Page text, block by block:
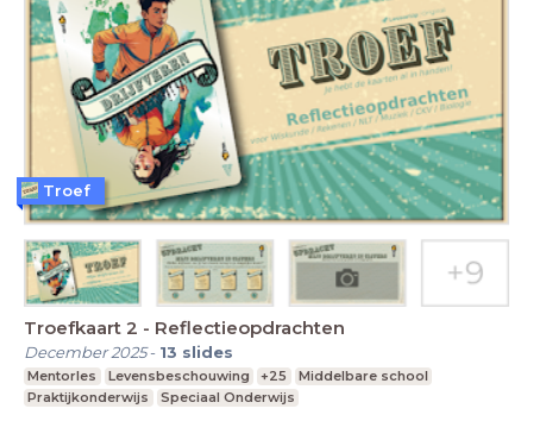
Troefkaart 2 - Reflectieopdrachten
December 2025- 13 slides
Mentorles Levensbeschouwing +25
Middelbare school
Praktijkonderwijs
Speciaal Onderwijs
Troef